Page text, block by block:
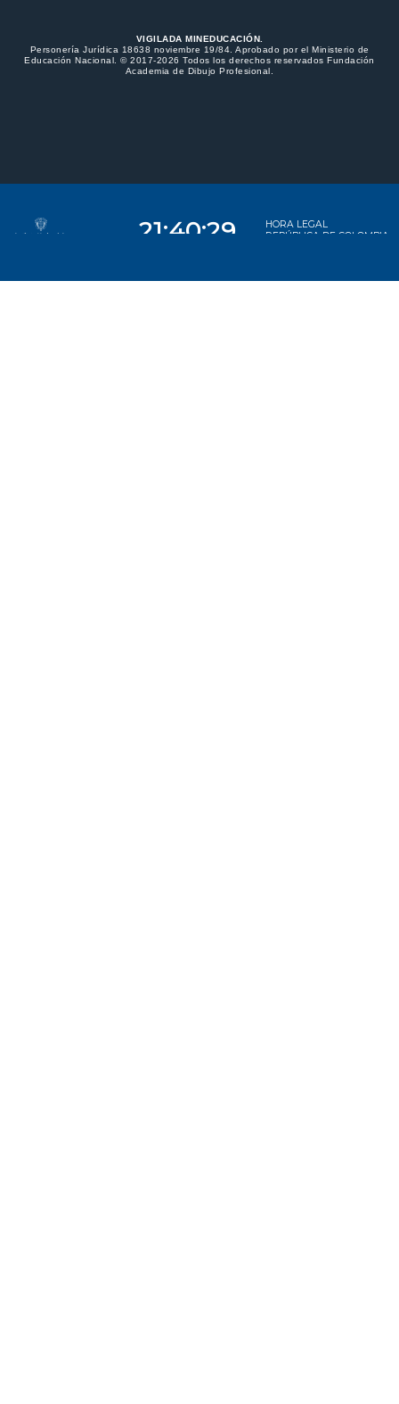
VIGILADA MINEDUCACIÓN.
Personería Jurídica 18638 noviembre 19/84. Aprobado por el Ministerio de
Educación Nacional. © 2017-2026 Todos los derechos reservados Fundación
Academia de Dibujo Profesional.